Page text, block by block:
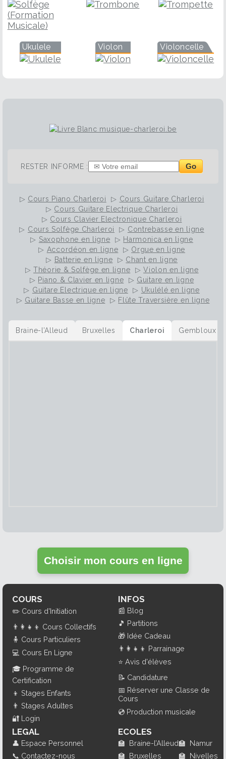
Ukulele Violon Violoncelle
RESTER INFORME : Go
▷ Cours Piano Charleroi ▷ Cours Guitare Charleroi
▷ Cours Guitare Electrique Charleroi
▷ Cours Clavier Electronique Charleroi
▷ Cours Solfège Charleroi ▷ Contrebasse en ligne
▷ Saxophone en ligne ▷ Harmonica en ligne
▷ Accordéon en ligne ▷ Orgue en ligne
▷ Batterie en ligne ▷ Chant en ligne
▷Théorie & Solfège en ligne ▷Violon en ligne
▷ Piano & Clavier en ligne ▷ Guitare en ligne
▷ Guitare Electrique en ligne ▷ Ukulélé en ligne
▷ Guitare Basse en ligne ▷ Flûte Traversière en ligne
Braine-l’Alleud Bruxelles Charleroi Gembloux
Choisir mon cours en ligne
COURS
✏️ Cours d'Initiation
👨‍👩‍👧‍👦 Cours Collectifs
🧍 Cours Particuliers
💻 Cours En Ligne
🎓 Programme de
Certification
👦 Stages Enfants
👨 Stages Adultes
🔐 Login
INFOS
📰 Blog
🎵 Partitions
🎁 Idée Cadeau
👨‍👩‍👧‍👦 Parrainage
⭐ Avis d'élèves
📝 Candidature
📅 Réserver une Classe de
Cours
💿 Production musicale
LEGAL
👤 Espace Personnel
📞 Contactez-nous
ECOLES
🏫 Braine-l’Alleud
🏫 Bruxelles
🏫 Namur
🏫 Nivelles